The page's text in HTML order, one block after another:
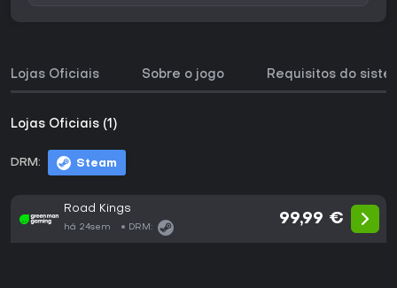
Lojas Oficiais Sobre o jogo Requisitos do
Lojas Oficiais (1)
DRM: Steam
Road Kings
há 24sem DRM:
99,99 €